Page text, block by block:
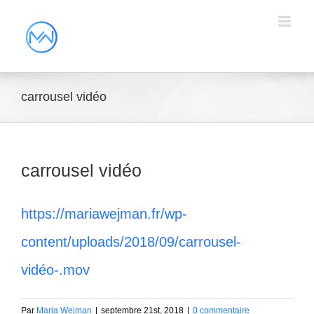
carrousel vidéo
carrousel vidéo
https://mariawejman.fr/wp-
content/uploads/2018/09/carrousel-
vidéo-.mov
Par Maria Wejman | septembre 21st, 2018 | 0 commentaire